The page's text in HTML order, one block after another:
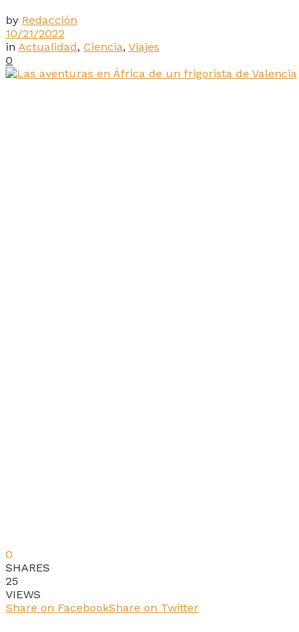
by Redacción
10/21/2022
in Actualidad, Ciencia, Viajes
0
0
SHARES
25
VIEWS
Share on FacebookShare on Twitter